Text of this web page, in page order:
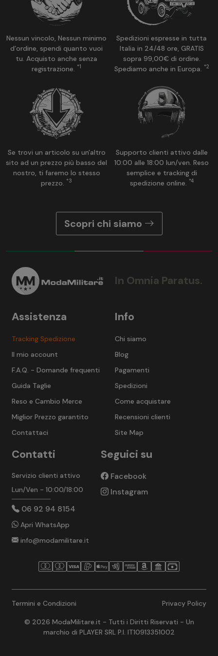
Nessun vincolo, Nessun minimo
d’ordine, spendi quanto vuoi
tu. Acquisto anche senza
registrazione. *1
Spedizioni espresse in tutta
Italia in 24/48 ore, GRATIS
sopra 99,00€ di ordine.
Spediamo anche in Europa. *2
Se trovi un articolo su un'altro
sito ad un prezzo più basso del
nostro, ti faremo lo stesso
prezzo. *3
Supporto clienti attivo dalle
10:00 alle 18:00 lun/ven. Reso
semplice e tracking di
spedizione online. *4
Scopri chi siamo
In Omnia Paratus.
Info
Chi siamo
Blog
Pagamenti
Spedizioni
Come acquistare
Recensioni clienti
Site Map
Assistenza
Tracking Spedizione
Il mio account
F.A.Q. - Domande frequenti
Guida Taglie
Reso e Cambio Merce
Miglior Prezzo garantito
Contattaci
Contatti
Servizio clienti attivo
Lun/Ven - 10:00/18:00
06 92 94 8154
Apri WhatsApp
info@modamilitare.it
Seguici su
Facebook
Instagram
Termini e Condizioni Privacy Policy
© 2026 ModaMilitare.it - Tutti i Diritti Riservati - Un
marchio di PLAYER SRL P.I. IT10913351002